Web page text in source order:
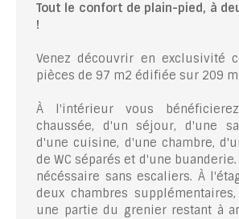
Tout le confort de plain-pied, à
!
Venez découvrir en exclusivité
pièces de 97 m2 édifiée sur 209
À l'intérieur vous
chaussée, d'un séjour, d'une
d'une cuisine, d'une chambre,
de WC séparés et d'une
nécéssaire sans escaliers. À
deux chambres
une partie du grenier restant à